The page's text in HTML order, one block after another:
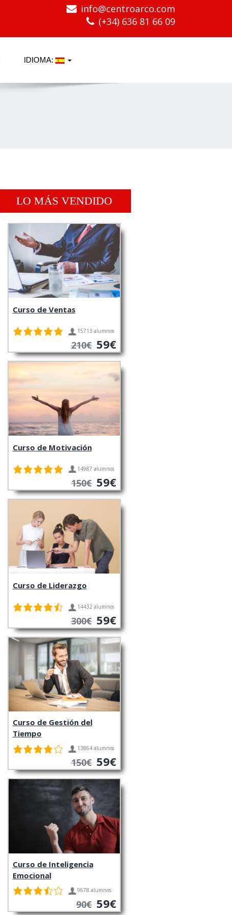
info@centroarco.com
(+34) 636 81 66 09
IDIOMA:
LO MÁS VENDIDO
Curso de Ventas
15713 alumnos
210€ 59€
Curso de Motivación
14987 alumnos
150€ 59€
Curso de Liderazgo
14432 alumnos
300€ 59€
Curso de Gestión del
Tiempo
13864 alumnos
150€ 59€
Curso de Inteligencia
Emocional
9678 alumnos
90€ 59€